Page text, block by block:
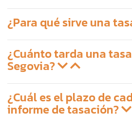
¿Para qué sirve una
¿Cuánto tarda una
Segovia?
¿Cuál es el plazo de
informe de tasación?